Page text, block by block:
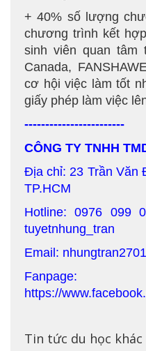
+ 40% số lượng
chương trình kết
sinh viên quan
Canada,
cơ hội việc làm tốt
giấy phép làm việc
------------------------
CÔNG TY TNHH
Địa chỉ: 23 Trần Văn
TP.HCM
Hotline: 0976 099
tuyetnhung_tran
Email:
Fanpage:
https://
Tin tức du học khác